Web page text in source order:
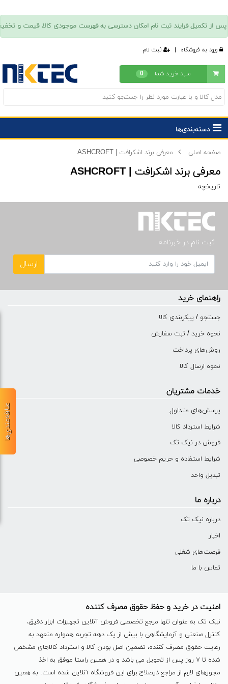
ورود به فروشگاه | ثبت نام
سبد خرید شما 0
دسته‌بندی‌ها
صفحه اصلی معرفی برند اشکرافت | ASHCROFT
معرفی برند اشکرافت | ASHCROFT
تاریخچه
ثبت نام در خبرنامه
ارسال
راهنمای خرید
جستجو / پیکربندی کالا
نحوه خرید / ثبت سفارش
روش‌های پرداخت
نحوه ارسال کالا
خدمات مشتریان
پرسش‌های متداول
شرایط استرداد کالا
فروش در نیک تک
شرایط استفاده و حریم خصوصی
تبدیل واحد
درباره ما
درباره نیک تک
اخبار
فرصت‌های شغلی
تماس با ما
امنیت در خرید و حفظ حقوق مصرف کننده
نیک تک به عنوان تنها مرجع تخصصی فروش آنلاین تجهیزات ابزار دقیق،
کنترل صنعتی و آزمایشگاهی با بیش از یک دهه تجربه همواره متعهد به
رعایت حقوق مصرف کننده، تضمین اصل بودن کالا و استرداد کالاهای مشخص
شده تا ٧ روز پس از تحویل مي باشد و در همين راستا موفق به اخذ
مجوزهای لازم از مراجع ذیصلاح برای این فروشگاه آنلاین شده است. به همين
علاقه‌مندی‌ها